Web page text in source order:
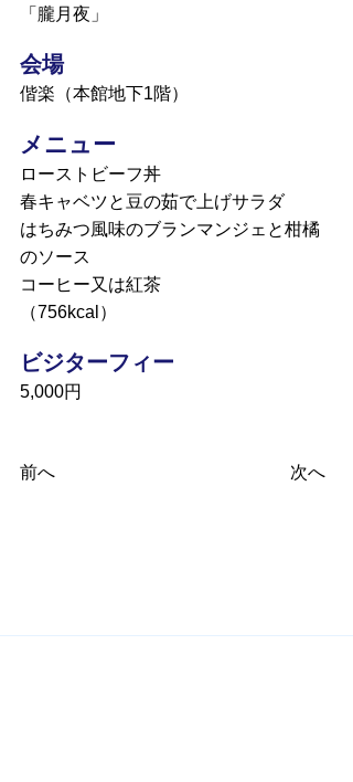
「朧月夜」
会場
偕楽（本館地下1階）
メニュー
ローストビーフ丼
春キャベツと豆の茹で上げサラダ
はちみつ風味のブランマンジェと柑橘
のソース
コーヒー又は紅茶
（756kcal）
ビジターフィー
5,000円
前へ 次へ